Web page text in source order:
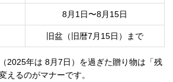
8月1日〜8月15日
旧盆（旧暦7月15日）まで
2025年は 8月7日）を過ぎた贈り物は「残
えるのがマナーです。